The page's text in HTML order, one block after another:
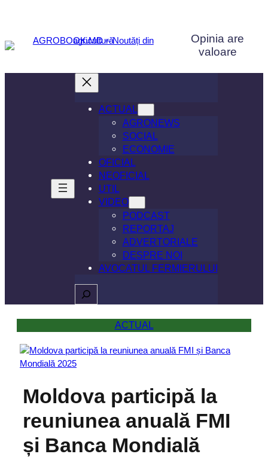
conținut
Opinia are
valoare
ACTUAL
AGRONEWS
SOCIAL
ECONOMIE
OFICIAL
NEOFICIAL
UTIL
VIDEO
PODCAST
REPORTAJ
ADVERTORIALE
DESPRE NOI
AVOCATUL FERMIERULUI
Caută
ACTUAL
Moldova participă la
reuniunea anuală FMI
și Banca Mondială